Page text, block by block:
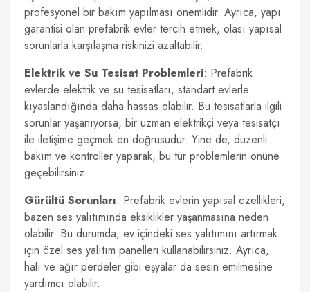
profesyonel bir bakım yapılması önemlidir. Ayrıca, yapı
garantisi olan prefabrik evler tercih etmek, olası yapısal
sorunlarla karşılaşma riskinizi azaltabilir.
Elektrik ve Su Tesisat Problemleri: Prefabrik
evlerde elektrik ve su tesisatları, standart evlerle
kıyaslandığında daha hassas olabilir. Bu tesisatlarla ilgili
sorunlar yaşanıyorsa, bir uzman elektrikçi veya tesisatçı
ile iletişime geçmek en doğrusudur. Yine de, düzenli
bakım ve kontroller yaparak, bu tür problemlerin önüne
geçebilirsiniz.
Gürültü Sorunları: Prefabrik evlerin yapısal özellikleri,
bazen ses yalıtımında eksiklikler yaşanmasına neden
olabilir. Bu durumda, ev içindeki ses yalıtımını artırmak
için özel ses yalıtım panelleri kullanabilirsiniz. Ayrıca,
halı ve ağır perdeler gibi eşyalar da sesin emilmesine
yardımcı olabilir.